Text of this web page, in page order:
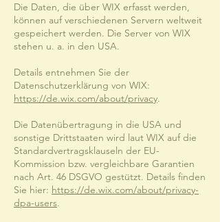
Die Daten, die über WIX erfasst werden,
können auf verschiedenen Servern weltweit
gespeichert werden. Die Server von WIX
stehen u. a. in den USA.
Details entnehmen Sie der
Datenschutzerklärung von WIX:
https://de.wix.com/about/privacy.
Die Datenübertragung in die USA und
sonstige Drittstaaten wird laut WIX auf die
Standardvertragsklauseln der EU-
Kommission bzw. vergleichbare Garantien
nach Art. 46 DSGVO gestützt. Details finden
Sie hier: https://de.wix.com/about/privacy-
dpa-users.